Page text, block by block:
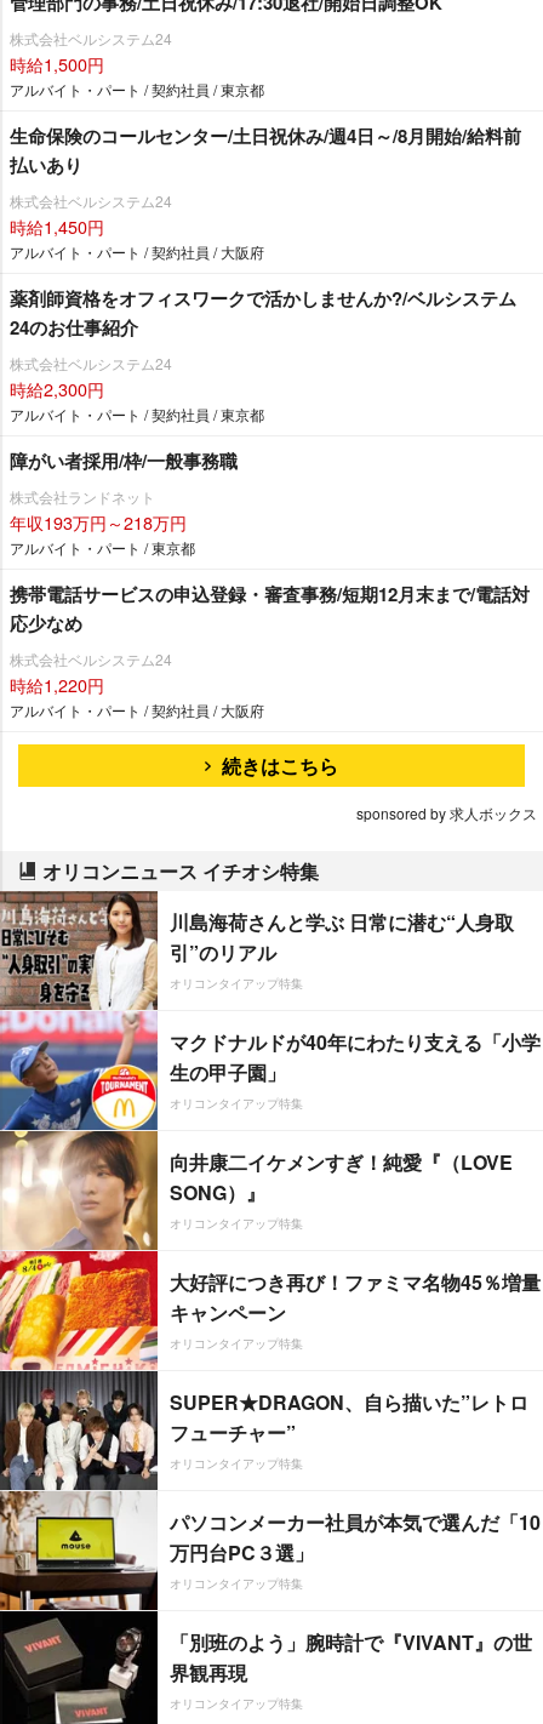
株式会社ベルシステム24
時給1,500円
アルバイト・パート / 契約社員 / 東京都
生命保険のコールセンター/土日祝休み/週4日～/8月開始/給料前
払いあり
株式会社ベルシステム24
時給1,450円
アルバイト・パート / 契約社員 / 大阪府
薬剤師資格をオフィスワークで活かしませんか?/ベルシステム
24のお仕事紹介
株式会社ベルシステム24
時給2,300円
アルバイト・パート / 契約社員 / 東京都
障がい者採用/枠/一般事務職
株式会社ランドネット
年収193万円～218万円
アルバイト・パート / 東京都
携帯電話サービスの申込登録・審査事務/短期12月末まで/電話対
応少なめ
株式会社ベルシステム24
時給1,220円
アルバイト・パート / 契約社員 / 大阪府
続きはこちら
sponsored by 求人ボックス
オリコンニュース イチオシ特集
川島海荷さんと学ぶ 日常に潜む“人身取
引”のリアル
オリコンタイアップ特集
マクドナルドが40年にわたり支える「小学
生の甲子園」
オリコンタイアップ特集
向井康二イケメンすぎ！純愛『（LOVE
SONG）』
オリコンタイアップ特集
大好評につき再び！ファミマ名物45％増量
キャンペーン
オリコンタイアップ特集
SUPER★DRAGON、自ら描いた”レトロ
フューチャー”
オリコンタイアップ特集
パソコンメーカー社員が本気で選んだ「10
万円台PC３選」
オリコンタイアップ特集
「別班のよう」腕時計で『VIVANT』の世
界観再現
オリコンタイアップ特集